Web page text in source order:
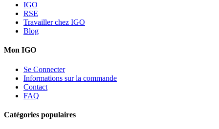
IGO
RSE
Travailler chez IGO
Blog
Mon IGO
Se Connecter
Informations sur la commande
Contact
FAQ
Catégories populaires